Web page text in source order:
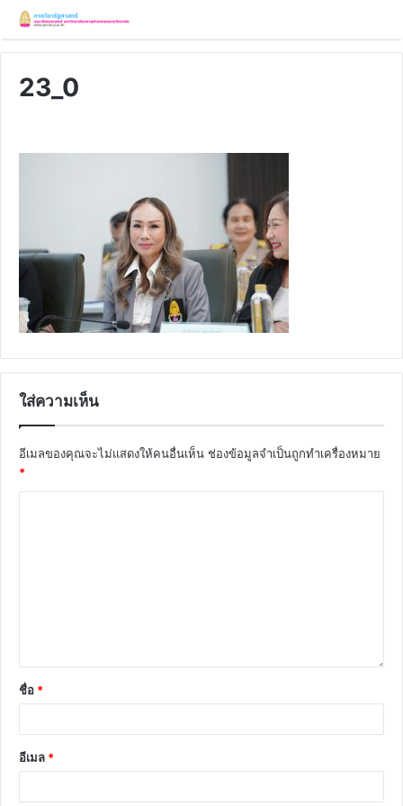
23_0
ใส่ความเห็น
อีเมลของคุณจะไม่แสดงให้คนอื่นเห็น ช่องข้อมูลจำเป็นถูกทำเครื่องหมาย
*
ชื่อ *
อีเมล *